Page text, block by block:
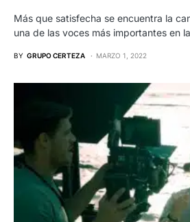
Más que satisfecha se encuentra la
una de las voces más importantes en
BY GRUPO CERTEZA MARZO 1, 2022